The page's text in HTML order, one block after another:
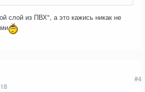
слой из ПВХ", а это кажись никак не
#4